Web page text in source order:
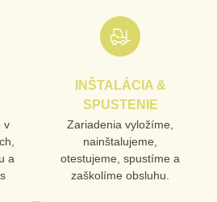
v
a
INŠTALÁCIA &
SPUSTENIE
Zariadenia vyložíme,
nainštalujeme,
otestujeme, spustíme a
zaškolíme obsluhu.